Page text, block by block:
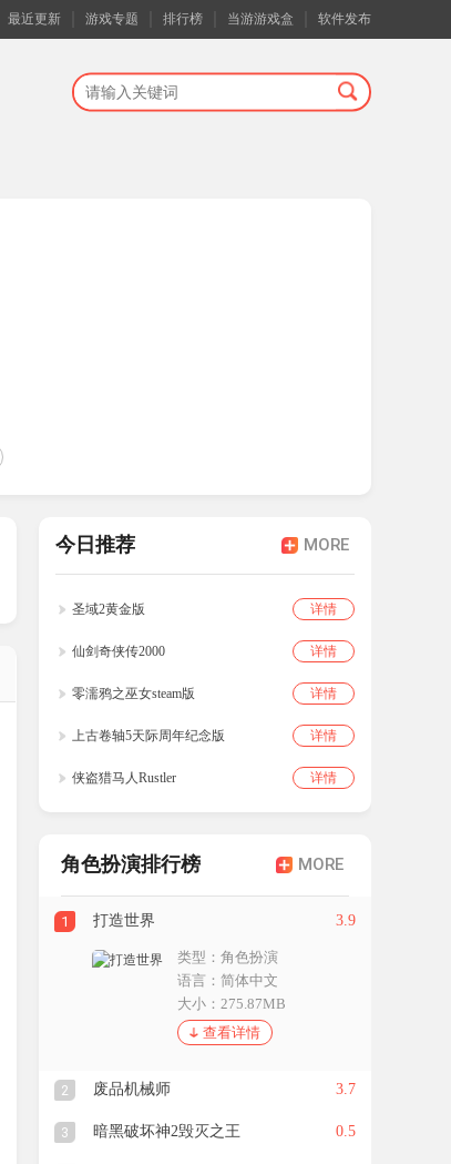
最近更新 游戏专题 排行榜 当游游戏盒 软件发布
今日推荐 MORE
圣域2黄金版 详情
仙剑奇侠传2000 详情
零濡鸦之巫女steam版 详情
上古卷轴5天际周年纪念版 详情
侠盗猎马人Rustler 详情
角色扮演排行榜 MORE
1 打造世界 3.9
类型：角色扮演
语言：简体中文
大小：275.87MB
查看详情
2 废品机械师 3.7
3 暗黑破坏神2毁灭之王 0.5